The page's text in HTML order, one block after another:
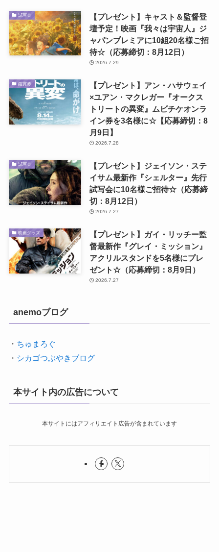
試写会
【プレゼント】キャスト＆監督登
壇予定！映画『我々は宇宙人』ジ
ャパンプレミアに10組20名様ご招
待☆（応募締切：8月12日）
2026.7.29
鑑賞券
【プレゼント】アン・ハサウェイ
×ユアン・マクレガー『オークス
トリートの異変』ムビチケオンラ
イン券を3名様に☆【応募締切：8
月9日】
2026.7.28
試写会
【プレゼント】ジェイソン・ステ
イサム最新作『シェルター』先行
試写会に10名様ご招待☆（応募締
切：8月12日）
2026.7.27
映画グッズ
【プレゼント】ガイ・リッチー監
督最新作『グレイ・ミッション』
アクリルスタンドを5名様にプレ
ゼント☆（応募締切：8月9日）
2026.7.27
anemoブログ
・ ちゅまろぐ
・ シカゴつぶやきブログ
本サイト内の広告について
本サイトにはアフィリエイト広告が含まれています